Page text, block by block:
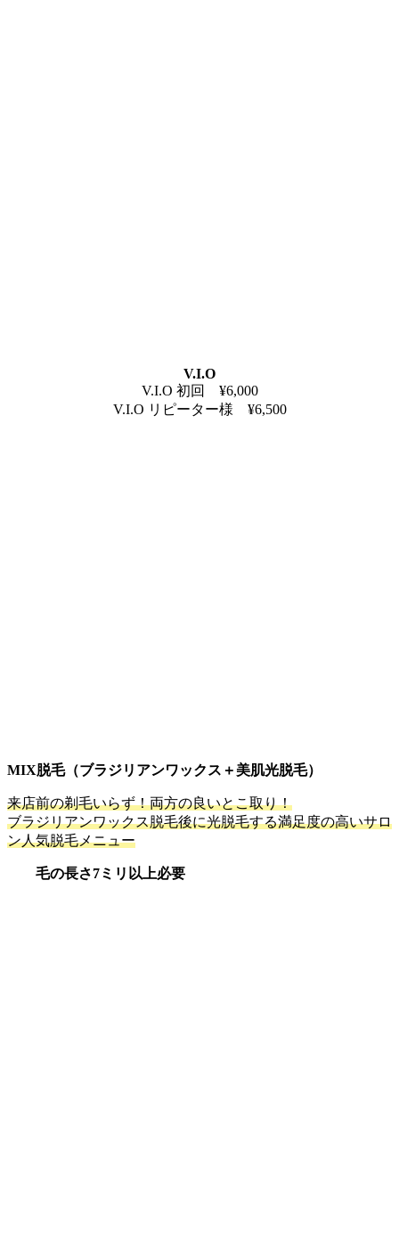
V.I.O
V.I.O 初回 ¥6,000
V.I.O リピーター様 ¥6,500
MIX脱毛（ブラジリアンワックス＋美肌光脱毛）
来店前の剃毛いらず！両方の良いとこ取り！
ブラジリアンワックス脱毛後に光脱毛する満足度の高いサロ
ン人気脱毛メニュー
毛の長さ7ミリ以上必要